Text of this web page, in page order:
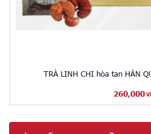
TRÀ LINH CHI hòa tan HÀN
260,000